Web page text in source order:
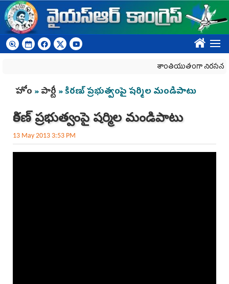
Skip to main content
????
శాంతియుతంగా నిరసన
You are here
హోం »పార్టీ » కిరణ్ ప్రభుత్వంపై షర్మిల మండిపాటు
కిరణ్ ప్రభుత్వంపై షర్మిల మండిపాటు
13 May 2013 3:53 PM